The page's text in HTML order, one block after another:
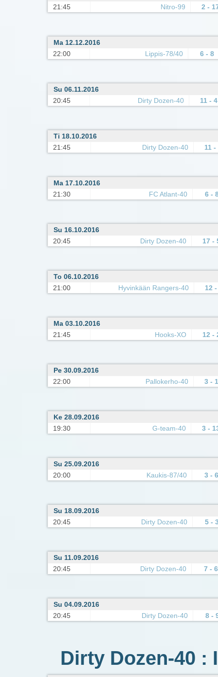
21:45
Nitro-99 2 -
Ma 12.12.2016
22:00
Lippis-78/40 6 - 8
Su 06.11.2016
20:45
Dirty Dozen-40 11 - 4
Ti 18.10.2016
21:45
Dirty Dozen-40 11 -
Ma 17.10.2016
21:30
FC Atlant-40 6 -
Su 16.10.2016
20:45
Dirty Dozen-40 17 -
To 06.10.2016
21:00
Hyvinkään Rangers-40 12
Ma 03.10.2016
21:45
Hooks-XO 12 -
Pe 30.09.2016
22:00
Pallokerho-40 3 -
Ke 28.09.2016
19:30
G-team-40 3 -
Su 25.09.2016
20:00
Kaukis-87/40 3 - 6
Su 18.09.2016
20:45
Dirty Dozen-40 5 -
Su 11.09.2016
20:45
Dirty Dozen-40 7 - 6
Su 04.09.2016
20:45
Dirty Dozen-40 8 -
Dirty Dozen-40 :